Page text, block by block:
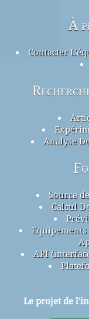
À
Contacter
Analyse
Source
Calcul
API
Le projet de